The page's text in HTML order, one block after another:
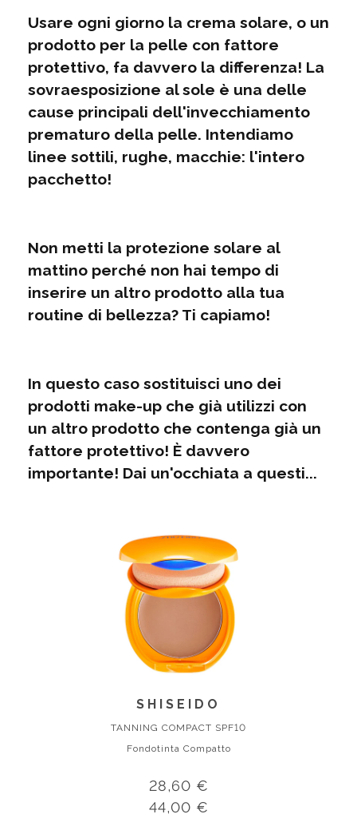
Usare ogni giorno la crema solare, o un
prodotto per la pelle con fattore
protettivo, fa davvero la differenza! La
sovraesposizione al sole è una delle
cause principali dell'invecchiamento
prematuro della pelle. Intendiamo
linee sottili, rughe, macchie: l'intero
pacchetto!
Non metti la protezione solare al
mattino perché non hai tempo di
inserire un altro prodotto alla tua
routine di bellezza? Ti capiamo!
In questo caso sostituisci uno dei
prodotti make-up che già utilizzi con
un altro prodotto che contenga già un
fattore protettivo! È davvero
importante! Dai un'occhiata a questi...
SHISEIDO
TANNING COMPACT SPF10
Fondotinta Compatto
28,60 €
44,00 €